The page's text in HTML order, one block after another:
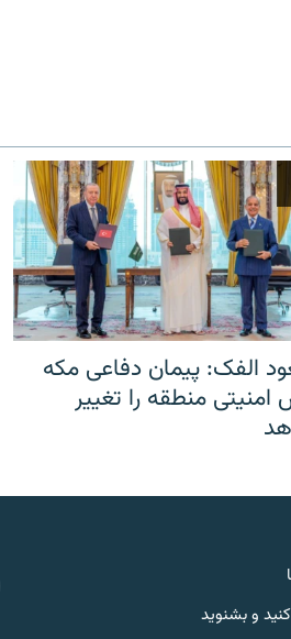
الفک: پیمان دفاعی مکه
امنیتی منطقه را تغییر
و بشنوید